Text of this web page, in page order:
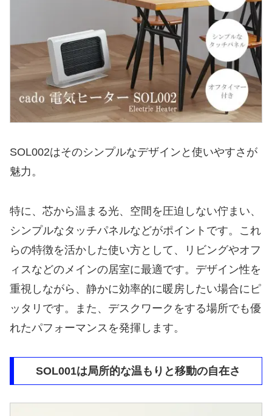
SOL002はそのシンプルなデザインと使いやすさが
魅力。
特に、芯から温まる光、空間を圧迫しない佇まい、
シンプルなタッチパネルなどがポイントです。これ
らの特徴を活かした使い方として、リビングやオフ
ィスなどのメインの居室に最適です。デザイン性を
重視しながら、静かに効率的に暖房したい場合にピ
ッタリです。また、デスクワークをする場所でも優
れたパフォーマンスを発揮します。
SOL001は局所的な温もりと移動の自在さ